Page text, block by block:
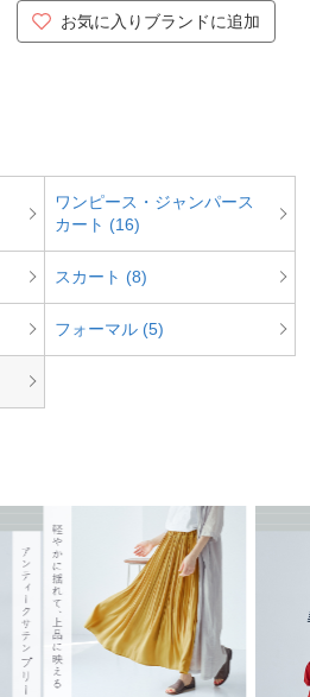
お気に入りブランドに追加
ワンピース・ジャンパース
カート (16)
スカート (8)
フォーマル (5)